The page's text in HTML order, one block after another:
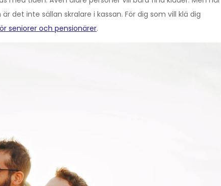
det inte sällan skralare i kassan. För dig som vill klä dig
seniorer och pensionärer.